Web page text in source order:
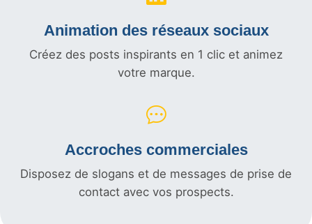
Animation des réseaux sociaux
Créez des posts inspirants en 1 clic et animez
votre marque.
Accroches commerciales
Disposez de slogans et de messages de prise de
contact avec vos prospects.